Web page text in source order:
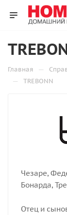
Главная —
— TREBONN
Чезаре,
Бонарда,
Отец и